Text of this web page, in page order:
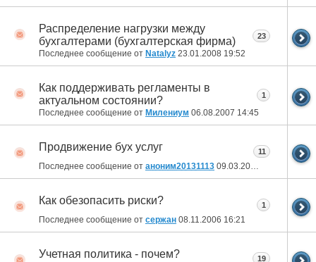
Распределение нагрузки между
бухгалтерами (бухгалтерская фирма)
Последнее сообщение от Natalyz 23.01.2008 19:52
23
Как поддерживать регламенты в
актуальном состоянии?
Последнее сообщение от Милениум 06.08.2007 14:45
1
Продвижение бух услуг
Последнее сообщение от аноним20131113 09.03.2007
11
Как обезопасить риски?
Последнее сообщение от сержан 08.11.2006 16:21
1
Учетная политика - почем? 19